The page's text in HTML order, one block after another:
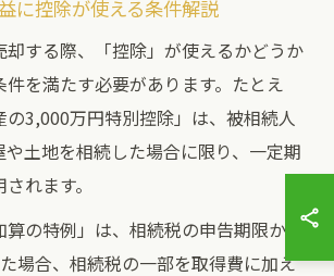
に控除が使える条件解説
却する際、「控除」が使えるかどうか
を満たす必要があります。たとえ
の3,000万円特別控除」は、被相続人
土地を相続した場合に限り、一定期
れます。
算の特例」は、相続税の申告期限から
場合、相続税の一部を取得費に加え